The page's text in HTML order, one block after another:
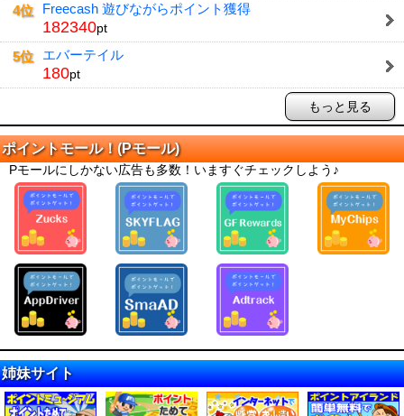
4位 Freecash 遊びながらポイント獲得
182340pt
5位 エバーテイル
180pt
もっと見る
ポイントモール！(Pモール)
Pモールにしかない広告も多数！いますぐチェックしよう♪
姉妹サイト